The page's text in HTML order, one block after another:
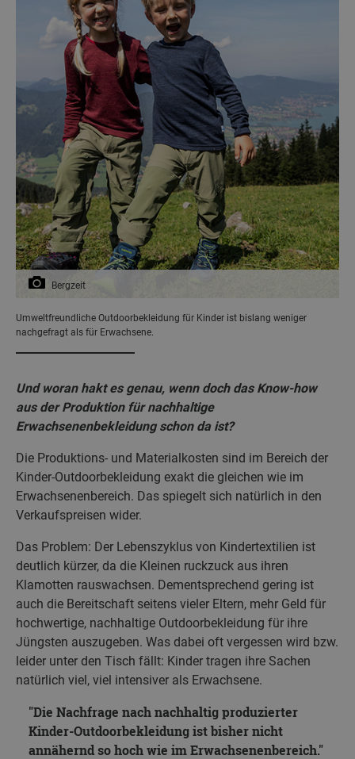
Bergzeit
Umweltfreundliche Outdoorbekleidung für Kinder ist bislang weniger
nachgefragt als für Erwachsene.
Und woran hakt es genau, wenn doch das Know-how
aus der Produktion für nachhaltige
Erwachsenenbekleidung schon da ist?
Die Produktions- und Materialkosten sind im Bereich der
Kinder-Outdoorbekleidung exakt die gleichen wie im
Erwachsenenbereich. Das spiegelt sich natürlich in den
Verkaufspreisen wider.
Das Problem: Der Lebenszyklus von Kindertextilien ist
deutlich kürzer, da die Kleinen ruckzuck aus ihren
Klamotten rauswachsen. Dementsprechend gering ist
auch die Bereitschaft seitens vieler Eltern, mehr Geld für
hochwertige, nachhaltige Outdoorbekleidung für ihre
Jüngsten auszugeben. Was dabei oft vergessen wird bzw.
leider unter den Tisch fällt: Kinder tragen ihre Sachen
natürlich viel, viel intensiver als Erwachsene.
Die Nachfrage nach nachhaltig produzierter
Kinder-Outdoorbekleidung ist bisher nicht
annähernd so hoch wie im Erwachsenenbereich.